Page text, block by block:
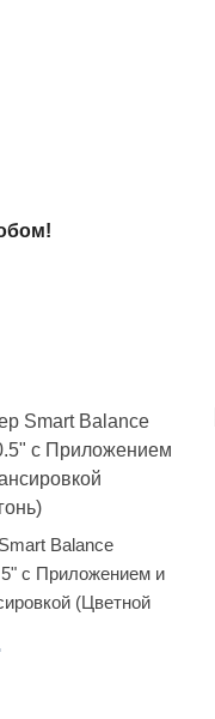
Balance
с Приложением и
(Цветной